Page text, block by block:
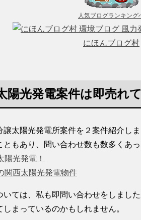
人気ブログランキング
にほんブログ村
陽光発電案件は即売れ
太陽光発電所案件を２案件紹介しま
もあり、問い合わせ数も数多くあっ
光発電！
関西太陽光発電物件
ては、私も即問い合わせをしまし
まっているのかもしれません。